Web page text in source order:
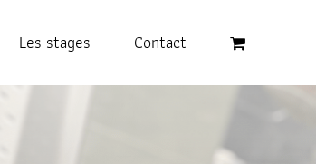
Les stages Contact